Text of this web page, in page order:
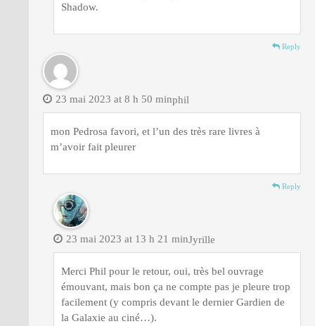
Shadow.
Reply
phil
23 mai 2023 at 8 h 50 min
mon Pedrosa favori, et l’un des très rare livres à
m’avoir fait pleurer
Reply
Jyrille
23 mai 2023 at 13 h 21 min
Merci Phil pour le retour, oui, très bel ouvrage
émouvant, mais bon ça ne compte pas je pleure trop
facilement (y compris devant le dernier Gardien de
la Galaxie au ciné…).